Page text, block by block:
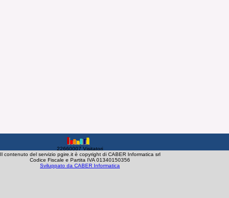
22660007 Visitatori
Il contenuto del servizio pgire.it è copyright di CABER Informatica srl
Codice Fiscale e Partita IVA 01340150356
Sviluppato da CABER Informatica